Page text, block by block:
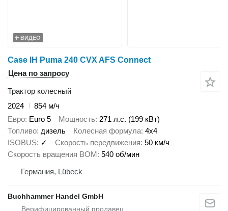
ВИДЕО
Case IH Puma 240 CVX AFS Connect
Цена по запросу
Трактор колесный
2024
854 м/ч
Евро Euro 5 Мощность 271 л.с. (199 кВт)
Топливо дизель Колесная формула 4x4
ISOBUS ✓ Скорость передвижения 50 км/ч
Скорость вращения ВОМ 540 об/мин
Германия, Lübeck
Buchhammer Handel GmbH